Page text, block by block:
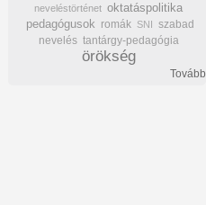
neveléstörténet oktatáspolitika
pedagógusok romák SNI szabad
nevelés tantárgy-pedagógia
örökség
Tovább